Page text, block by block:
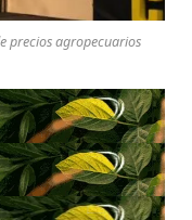
precios agropecuarios